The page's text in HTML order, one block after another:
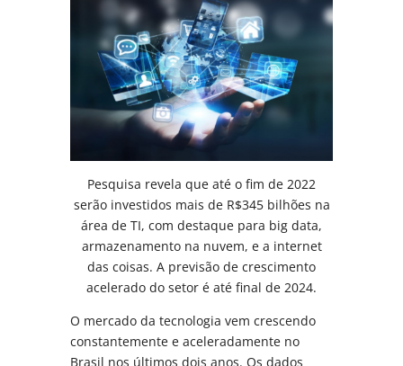
Pesquisa revela que até o fim de 2022
serão investidos mais de R$345 bilhões na
área de TI, com destaque para big data,
armazenamento na nuvem, e a internet
das coisas. A previsão de crescimento
acelerado do setor é até final de 2024.
O mercado da tecnologia vem crescendo
constantemente e aceleradamente no
Brasil nos últimos dois anos. Os dados